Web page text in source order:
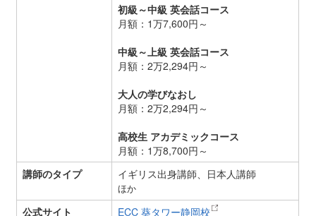
初級～中級 英会話コース
月額：1万7,600円～
中級～上級 英会話コース
月額：2万2,294円～
大人の学びなおし
月額：2万2,294円～
高校生 アカデミックコース
月額：1万8,700円～
講師のタイプ
イギリス出身講師、日本人講師
ほか
公式サイト ECC 葵タワー静岡校